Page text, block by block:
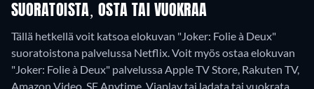
SUORATOISTA, OSTA TAI VUOKRAA
Tällä hetkellä voit katsoa elokuvan "Joker: Folie à Deux"
suoratoistona palvelussa Netflix. Voit myös ostaa elokuvan
"Joker: Folie à Deux" palvelussa Apple TV Store, Rakuten TV,
Amazon Video, SF Anytime, Viaplay tai ladata tai vuokrata